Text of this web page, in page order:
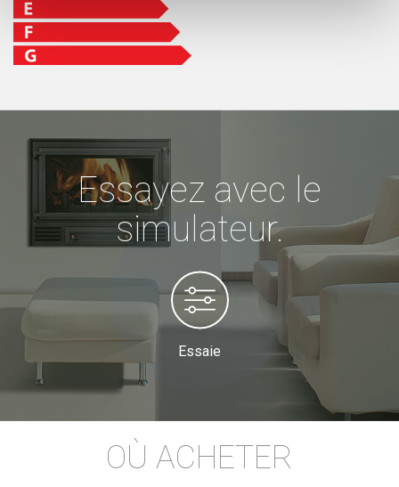
Essayez avec le
simulateur.
Essaie
OÙ ACHETER